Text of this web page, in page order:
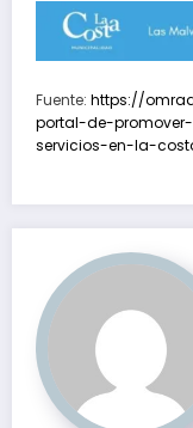
Fuente: https://
portal-de-
servicios-en-la-